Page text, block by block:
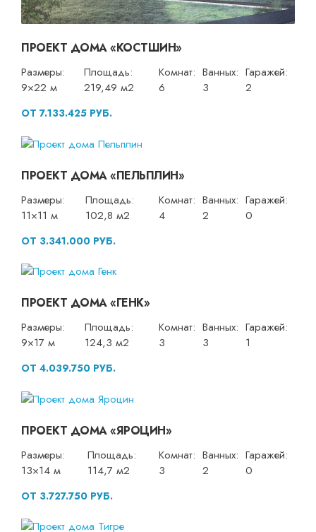
ПРОЕКТ ДОМА «КОСТШИН»
Размеры:
9×22 м
Площадь:
219,49 м2
Комнат:
6
Ванных:
3
Гаражей:
2
ОТ 7.133.425 РУБ.
ПРОЕКТ ДОМА «ПЕЛЬПЛИН»
Размеры:
11×11 м
Площадь:
102,8 м2
Комнат:
4
Ванных:
2
Гаражей:
0
ОТ 3.341.000 РУБ.
ПРОЕКТ ДОМА «ГЕНК»
Размеры:
9×17 м
Площадь:
124,3 м2
Комнат:
3
Ванных:
3
Гаражей:
1
ОТ 4.039.750 РУБ.
ПРОЕКТ ДОМА «ЯРОЦИН»
Размеры:
13×14 м
Площадь:
114,7 м2
Комнат:
3
Ванных:
2
Гаражей:
0
ОТ 3.727.750 РУБ.